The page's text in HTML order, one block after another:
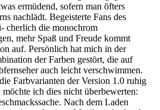
ermüdend, sofern man öfters
nachlädt. Begeisterte Fans des
cherlich die monochrom
mehr Spaß und Freude kommt
auf. Persönlich hat mich in der
der Farben gestört, die auf
auch leicht verschwimmen.
Farbvarianten der Version 1.0 ruhig
ich dies nicht überbewerten:
Nach dem Laden